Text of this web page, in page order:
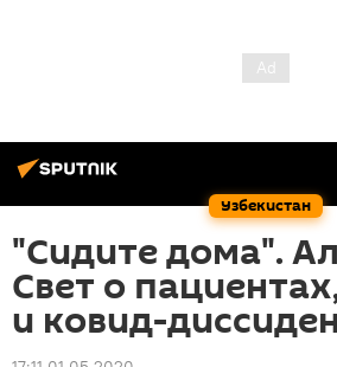
Узбекистан
"Сидите дома".
Свет о
и ковид-